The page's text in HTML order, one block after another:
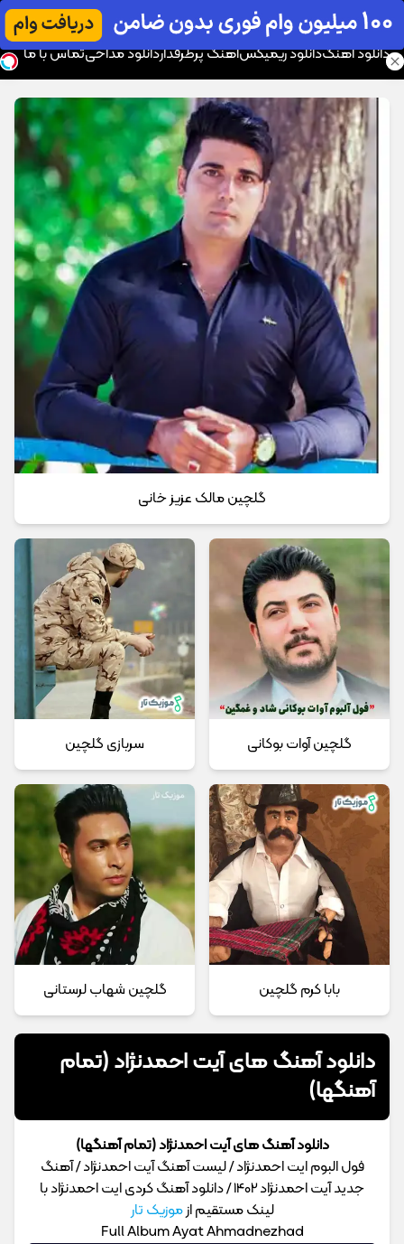
موزیک تار
دانلود آهنگدانلود ریمیکسآهنگ پرطرفداردانلود مداحیتماس با ما
گلچین مالک عزیز خانی
گلچین آوات بوکانی سربازی گلچین
بابا کرم گلچین گلچین شهاب لرستانی
دانلود آهنگ های آیت احمدنژاد (تمام
آهنگها)
دانلود آهنگ های آیت احمدنژاد (تمام آهنگها)
فول البوم ایت احمدنژاد / لیست آهنگ آیت احمدنژاد / آهنگ
جدید آیت احمدنژاد 1402 / دانلود آهنگ کردی ایت احمدنژاد با
لینک مستقیم ازموزیک تار
Full Album Ayat Ahmadnezhad